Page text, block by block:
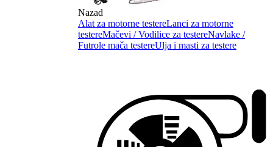
Nazad
Alat za motorne testereLanci za motorne
testereMačevi / Vodilice za testereNavlake /
Futrole mača testereUlja i masti za testere